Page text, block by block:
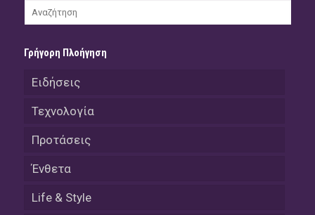
Γρήγορη Πλοήγηση
Ειδήσεις
Τεχνολογία
Προτάσεις
Ένθετα
Life & Style